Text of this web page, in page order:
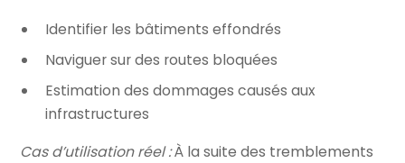
Identifier les bâtiments effondrés
Naviguer sur des routes bloquées
Estimation des dommages causés aux
infrastructures
Cas d’utilisation réel :À la suite des tremblements